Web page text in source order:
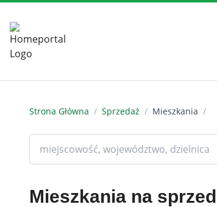
Strona Główna / Sprzedaż / Mieszkania /
Mieszkania na